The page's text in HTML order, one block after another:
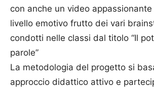
con anche un video
livello emotivo frutto dei vari
condotti nelle classi dal titolo “Il
parole”
La metodologia del progetto si
approccio didattico attivo e